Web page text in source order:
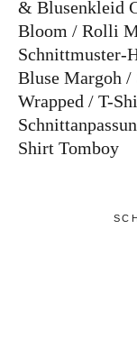
& Blusenkleid
Bloom
Rolli
Schnittmuster-
Bluse Margoh
Wrapped
T-
Shirt Tomboy